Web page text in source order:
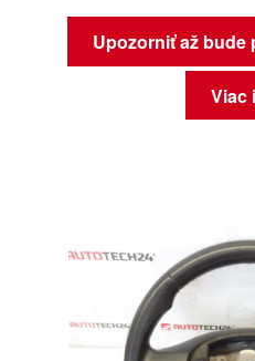
Upozorniť až
Viac